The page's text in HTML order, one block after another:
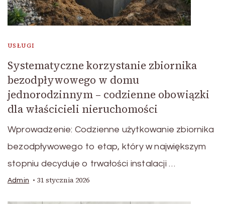
USŁUGI
Systematyczne korzystanie zbiornika
bezodpływowego w domu
jednorodzinnym – codzienne obowiązki
dla właścicieli nieruchomości
Wprowadzenie: Codzienne użytkowanie zbiornika
bezodpływowego to etap, który w największym
stopniu decyduje o trwałości instalacji …
Admin 31 stycznia 2026